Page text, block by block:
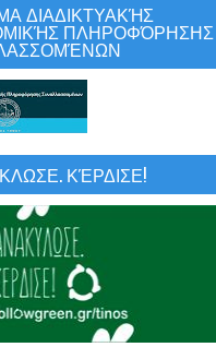
ΔΙΑΔΙΚΤΥΑΚΉΣ
ΠΛΗΡΟΦΌΡΗΣΗΣ
ΚΈΡΔΙΣΕ!